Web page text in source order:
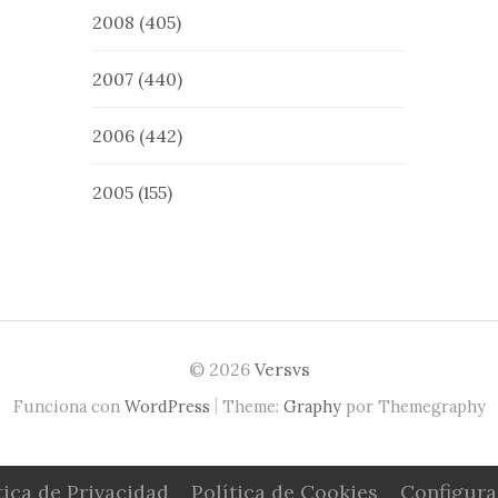
2008 (405)
2007 (440)
2006 (442)
2005 (155)
© 2026 Versvs
Funciona con WordPress | Theme: Graphypor Themegraphy
de Privacidad Política de Cookies